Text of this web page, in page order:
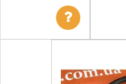
Уточнити